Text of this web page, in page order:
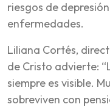
riesgos de
enfermedades.
Liliana Cortés,
de Cristo advierte:
siempre es visible.
sobreviven con